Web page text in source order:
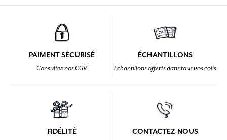
PAIMENT SÉCURISÉ
Consultez nos CGV
ÉCHANTILLONS
Echantillons offerts dans tous vos colis
FIDÉLITÉ CONTACTEZ-NOUS